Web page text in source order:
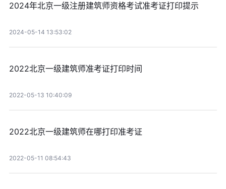
2024年北京一级注册建筑师资格考试准考证打印提示
2024-05-14 13:53:02
2022北京一级建筑师准考证打印时间
2022-05-13 10:40:09
2022北京一级建筑师在哪打印准考证
2022-05-11 08:54:43